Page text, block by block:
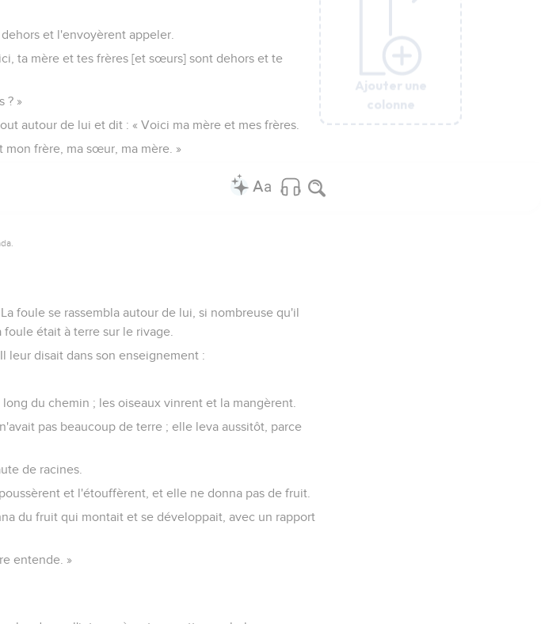
Ajouter une
colonne
et l'envoyèrent appeler.
ta mère et tes frères [et sœurs] sont dehors et te
? »
autour de lui et dit : « Voici ma mère et mes frères.
frère, ma sœur, ma mère. »
Ajouter une
colonne
foule se rassembla autour de lui, si nombreuse qu'il
était à terre sur le rivage.
leur disait dans son enseignement :
du chemin ; les oiseaux vinrent et la mangèrent.
pas beaucoup de terre ; elle leva aussitôt, parce
de racines.
et l'étouffèrent, et elle ne donna pas de fruit.
du fruit qui montait et se développait, avec un rapport
entende. »
Ajouter une
colonne
Ajouter une
colonne
Ajouter une
colonne
Ajouter une
colonne